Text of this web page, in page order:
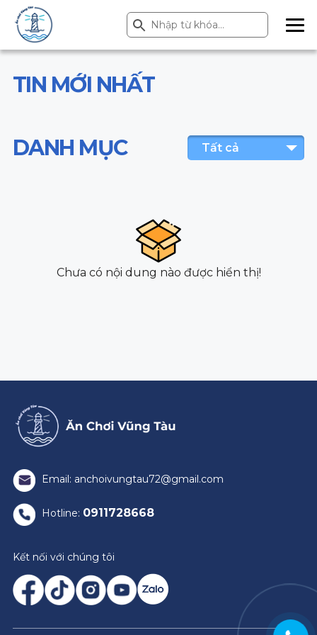
Search
for:
Search Button
ME
NU
TIN MỚI NHẤT
DANH MỤC Tất cả
Chưa có nội dung nào được hiển thị!
Email: anchoivungtau72@gmail.com
Hotline: 0911728668
Kết nối với chúng tôi